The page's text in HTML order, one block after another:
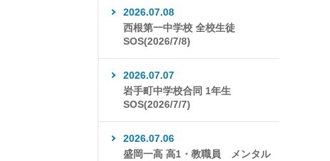
2026.07.08
西根第一中学校 全校生徒
SOS(2026/7/8)
2026.07.07
岩手町中学校合同 1年生
SOS(2026/7/7)
2026.07.06
盛岡一高 高1・教職員 メンタル